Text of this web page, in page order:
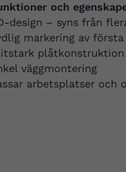
och
design – syns från
markering av
plåtkonstruktion
väggmontering
arbetsplatser och